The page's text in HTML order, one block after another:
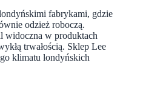
fabrykami, gdzie
odzież roboczą.
widoczna w produktach
trwałością. Sklep Lee
klimatu londyńskich